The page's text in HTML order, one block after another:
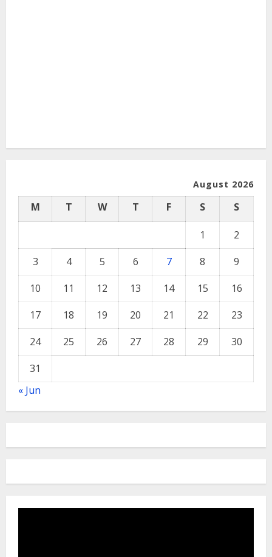
August 2026
M T W T F S S
1
2
3
4 5 6 7 8
9
10
11 12 13 14 15
16
17
18 19 20 21 22
23
24
25 26 27 28 29
30
31
« Jun